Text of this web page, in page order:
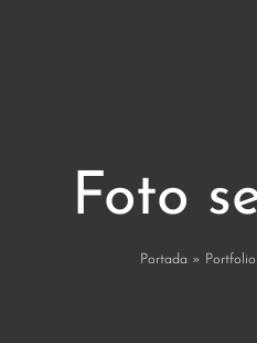
Foto
Portada » Portfolio